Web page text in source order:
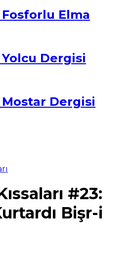
Elma
Dergisi
Dergisi
#23:
Bişr-i